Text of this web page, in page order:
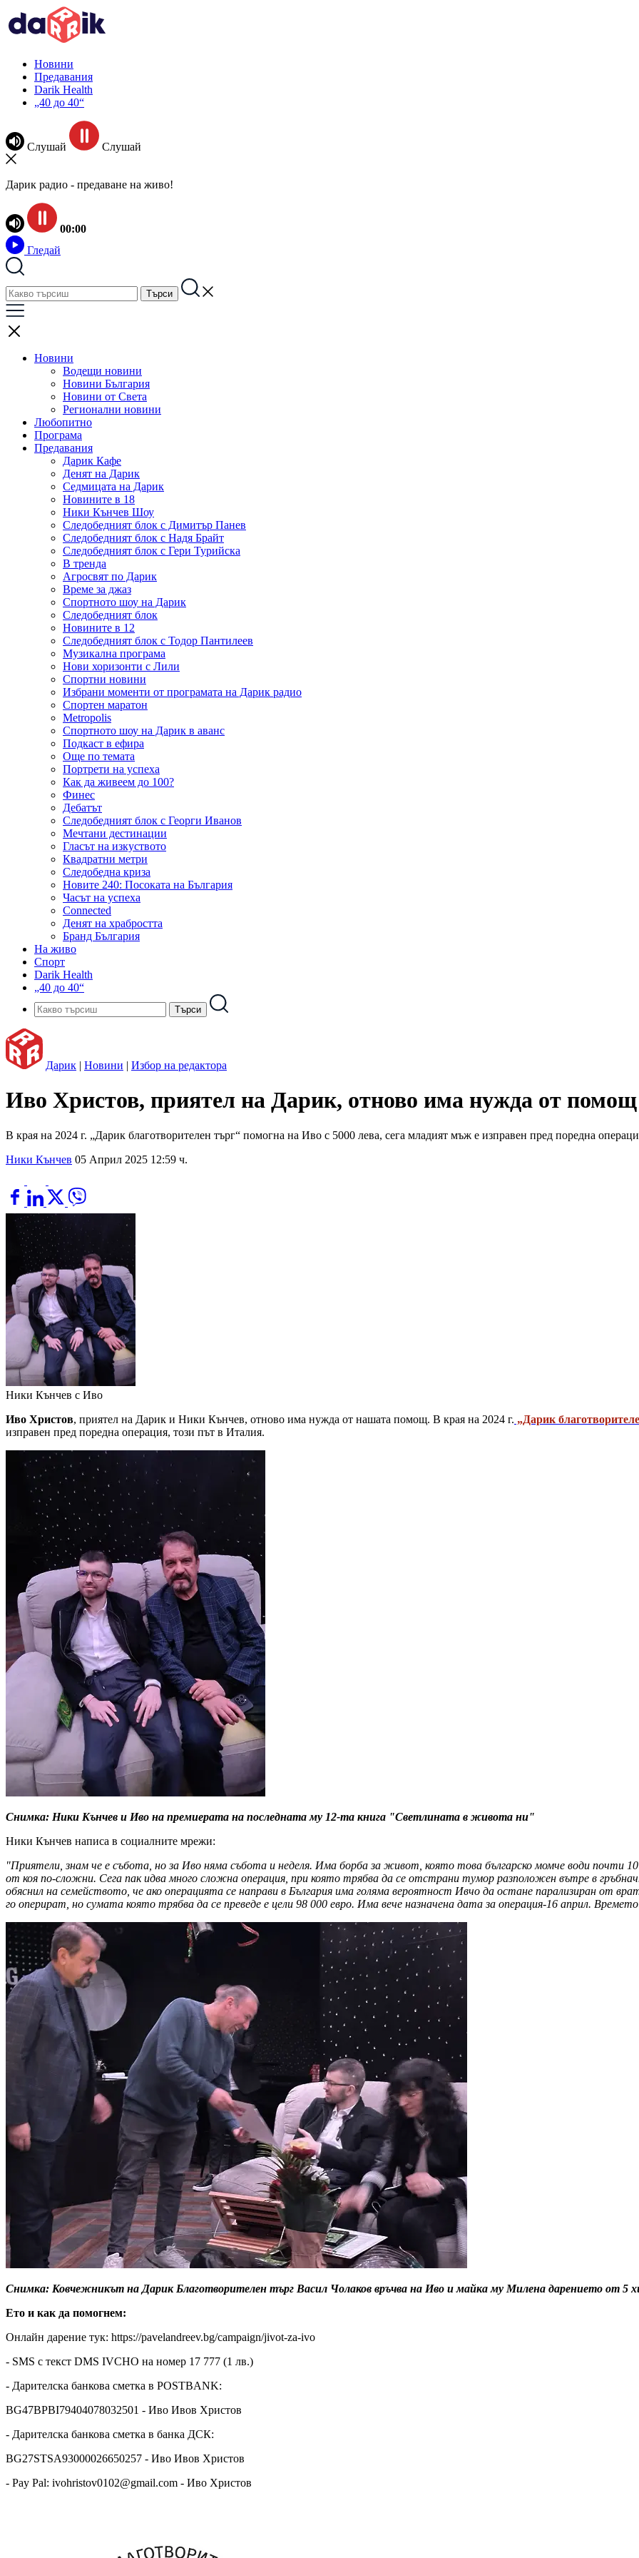
Новини
Предавания
Darik Health
„40 до 40“
Слушай Слушай
Дарик радио - предаване на живо!
00:00
Гледай
Новини
Водещи новини
Новини България
Новини от Света
Регионални новини
Любопитно
Програма
Предавания
Дарик Кафе
Денят на Дарик
Седмицата на Дарик
Новините в 18
Ники Кънчев Шоу
Следобедният блок с Димитър Панев
Следобедният блок с Надя Брайт
Следобедният блок с Гери Турийска
В тренда
Агросвят по Дарик
Време за джаз
Спортното шоу на Дарик
Следобедният блок
Новините в 12
Следобедният блок с Тодор Пантилеев
Музикална програма
Нови хоризонти с Лили
Спортни новини
Избрани моменти от програмата на Дарик радио
Спортен маратон
Metropolis
Спортното шоу на Дарик в аванс
Подкаст в ефира
Още по темата
Портрети на успеха
Как да живеем до 100?
Финес
Дебатът
Следобедният блок с Георги Иванов
Мечтани дестинации
Гласът на изкуството
Квадратни метри
Следобедна криза
Новите 240: Посоката на България
Часът на успеха
Connected
Денят на храбростта
Бранд България
На живо
Спорт
Darik Health
„40 до 40“
Дарик | Новини | Избор на редактора
Иво Христов, приятел на Дарик, отново има нужда от помощ
В края на 2024 г. „Дарик благотворителен търг“ помогна на Иво с 5000 лева, сега младият мъж е изправен пред поредна
Ники Кънчев 05 Април 2025 12:59 ч.
Ники Кънчев с Иво
Иво Христов, приятел на Дарик и Ники Кънчев, отново има нужда от нашата помощ. В края на 2024 г. „Дарик
изправен пред поредна операция, този път в Италия.
Снимка: Ники Кънчев и Иво на премиерата на последната му 12-та книга "Светлината в живота ни"
Ники Кънчев написа в социалните мрежи:
"Приятели, знам че е събота, но за Иво няма събота и неделя. Има борба за живот, която това българско момче води почти
от коя по-сложни. Сега пак идва много сложна операция, при която трябва да се отстрани тумор разположен вътре в
обяснил на семейството, че ако операцията се направи в България има голяма вероятност Ивчо да остане парализиран от
го оперират, но сумата която трябва да се преведе е цели 98 000 евро. Има вече назначена дата за операция-16 април.
Снимка: Ковчежникът на Дарик Благотворителен търг Васил Чолаков връчва на Иво и майка му Милена дарението от 5
Ето и как да помогнем:
Онлайн дарение тук: https://pavelandreev.bg/campaign/jivot-za-ivo
- SMS с текст DMS IVCHO на номер 17 777 (1 лв.)
- Дарителска банкова сметка в POSTBANK:
BG47BPBI79404078032501 - Иво Ивов Христов
- Дарителска банкова сметка в банка ДСК:
BG27STSA93000026650257 - Иво Ивов Христов
- Pay Pal: ivohristov0102@gmail.com - Иво Христов